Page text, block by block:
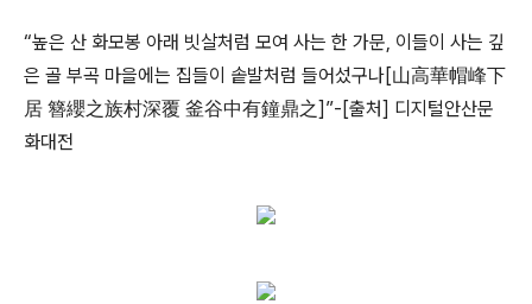
“높은 산 화모봉 아래 빗살처럼 모여 사는 한 가문, 이들이 사는 깊
은 골 부곡 마을에는 집들이 솥발처럼 들어섰구나[山高華帽峰下
居 簪纓之族村深覆 釜谷中有鐘鼎之]”-[출처] 디지털안산문
화대전